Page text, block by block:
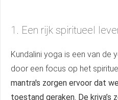
1. Een rijk spiritueel
Kundalini yoga is een van de
door een focus op het
mantra's zorgen ervoor dat
toestand geraken. De kriya’s